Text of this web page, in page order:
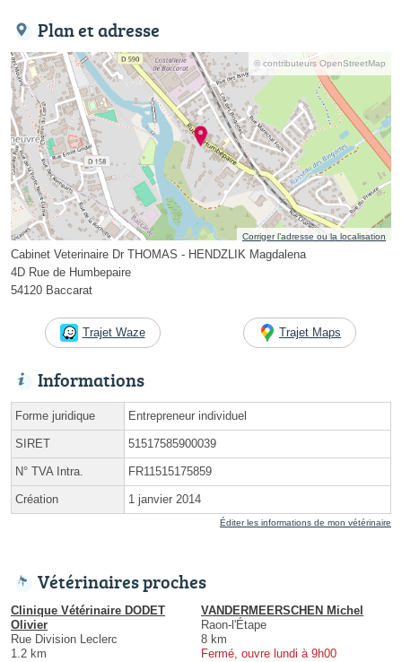
Plan et adresse
© contributeurs OpenStreetMap
Corriger l’adresse ou la localisation
Cabinet Veterinaire Dr THOMAS - HENDZLIK Magdalena
4D Rue de Humbepaire
54120 Baccarat
Trajet Waze Trajet Maps
Informations
Forme juridique Entrepreneur individuel
SIRET 51517585900039
N° TVA Intra. FR11515175859
Création 1 janvier 2014
Éditer les informations de mon vétérinaire
Vétérinaires proches
Clinique Vétérinaire DODET
Olivier
Rue Division Leclerc
1.2 km
VANDERMEERSCHEN Michel
Raon-l'Étape
8 km
Fermé, ouvre lundi à 9h00